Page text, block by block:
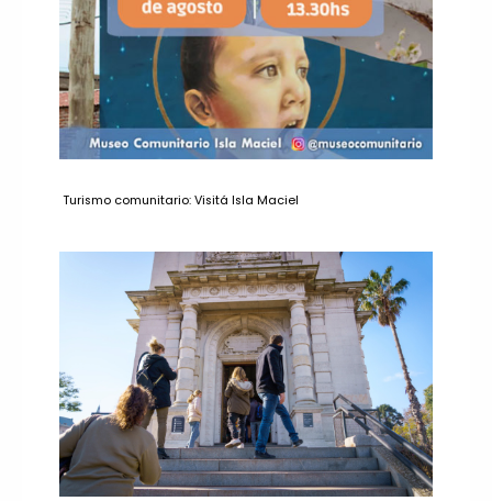
Turismo comunitario: Visitá Isla Maciel